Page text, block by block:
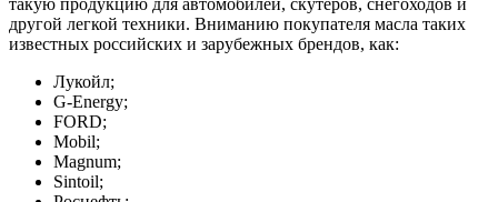
другой легкой техники. Вниманию покупателя масла таких
известных российских и зарубежных брендов, как:
Лукойл;
G-Energy;
FORD;
Mobil;
Magnum;
Sintoil;